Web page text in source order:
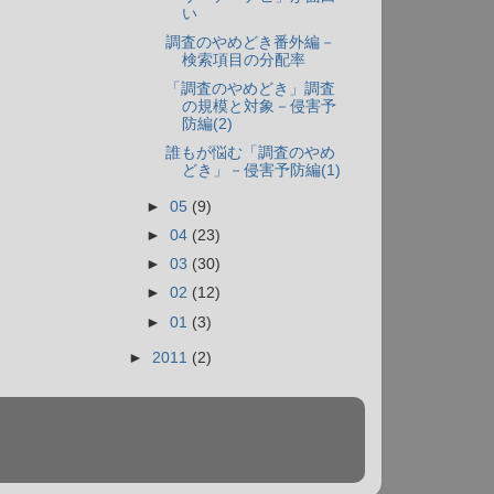
い
調査のやめどき番外編－
検索項目の分配率
「調査のやめどき」調査
の規模と対象－侵害予
防編(2)
誰もが悩む「調査のやめ
どき」－侵害予防編(1)
►05 (9)
►04 (23)
►03 (30)
►02 (12)
►01 (3)
► 2011 (2)